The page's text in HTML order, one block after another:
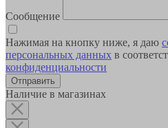
Сообщение
Нажимая на кнопку ниже, я даю
персональных данных в
конфиденциальности
Наличие в магазинах